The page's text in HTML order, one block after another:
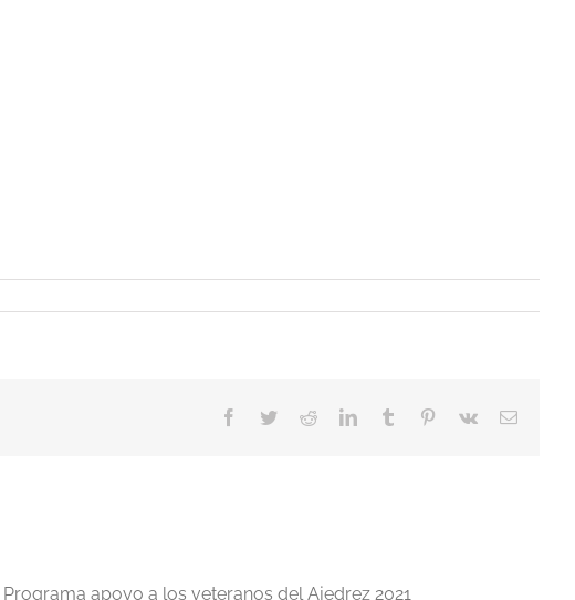
Facebook
TwitterRedditLinkedInTumblr Pinterest
Vk
Correo
apoyo a los veteranos del Ajedrez 2021